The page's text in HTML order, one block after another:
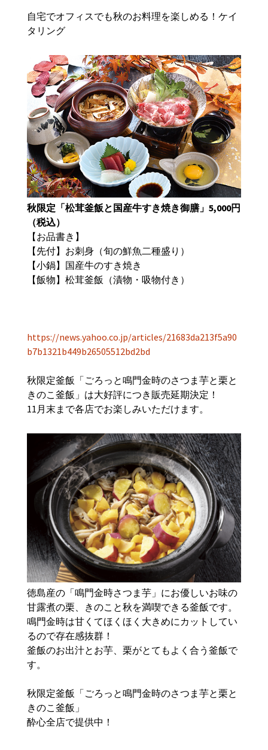
自宅でオフィスでも秋のお料理を楽しめる！ケイ
タリング
秋限定「松茸釜飯と国産牛すき焼き御膳」5,000円
（税込）
【お品書き】
【先付】お刺身（旬の鮮魚二種盛り）
【小鍋】国産牛のすき焼き
【飯物】松茸釜飯（漬物・吸物付き）
https://news.yahoo.co.jp/articles/21683da213f5a90
b7b1321b449b26505512bd2bd
秋限定釜飯「ごろっと鳴門金時のさつま芋と栗と
きのこ釜飯」は大好評につき販売延期決定！
11月末まで各店でお楽しみいただけます。
徳島産の「鳴門金時さつま芋」にお優しいお味の
甘露煮の栗、きのこと秋を満喫できる釜飯です。
鳴門金時は甘くてほくほく大きめにカットしてい
るので存在感抜群！
釜飯のお出汁とお芋、栗がとてもよく合う釜飯で
す。
秋限定釜飯「ごろっと鳴門金時のさつま芋と栗と
きのこ釜飯」
酔心全店で提供中！